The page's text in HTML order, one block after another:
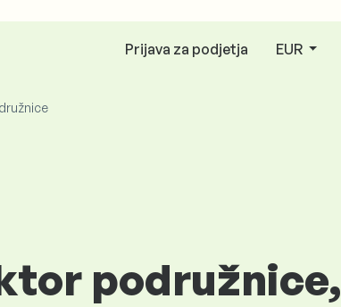
Prijava za podjetja EUR
podružnice,